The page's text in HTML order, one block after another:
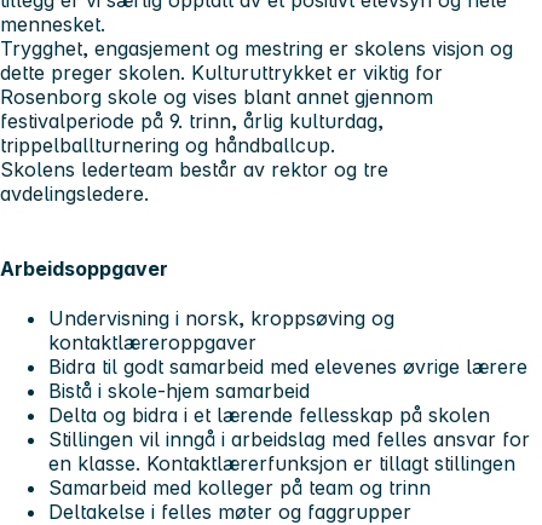
mennesket.
Trygghet, engasjement og mestring er skolens visjon og
dette preger skolen. Kulturuttrykket er viktig for
Rosenborg skole og vises blant annet gjennom
festivalperiode på 9. trinn, årlig kulturdag,
trippelballturnering og håndballcup.
Skolens lederteam består av rektor og tre
avdelingsledere.
Arbeidsoppgaver
Undervisning i norsk, kroppsøving og
kontaktlæreroppgaver
Bidra til godt samarbeid med elevenes øvrige lærere
Bistå i skole-hjem samarbeid
Delta og bidra i et lærende fellesskap på skolen
Stillingen vil inngå i arbeidslag med felles ansvar for
en klasse. Kontaktlærerfunksjon er tillagt stillingen
Samarbeid med kolleger på team og trinn
Deltakelse i felles møter og faggrupper